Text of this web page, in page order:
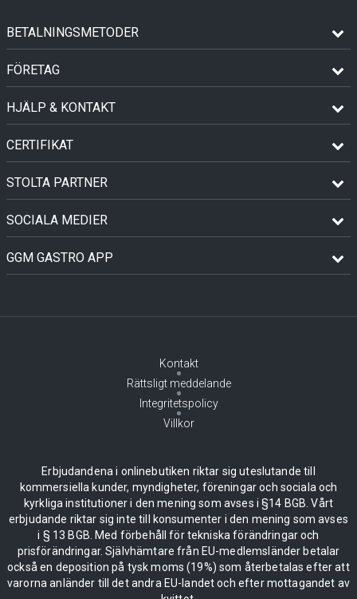
BETALNINGSMETODER
FÖRETAG
HJÄLP & KONTAKT
CERTIFIKAT
STOLTA PARTNER
SOCIALA MEDIER
GGM GASTRO APP
Kontakt
Rättsligt meddelande
Integritetspolicy
Villkor
Erbjudandena i onlinebutiken riktar sig uteslutande till
kommersiella kunder, myndigheter, föreningar och sociala och
kyrkliga institutioner i den mening som avses i §14 BGB. Vårt
erbjudande riktar sig inte till konsumenter i den mening som avses
i § 13 BGB. Med förbehåll för tekniska förändringar och
prisförändringar. Självhämtare från EU-medlemsländer betalar
också en deposition på tysk moms (19%) som återbetalas efter att
varorna anländer till det andra EU-landet och efter mottagandet av